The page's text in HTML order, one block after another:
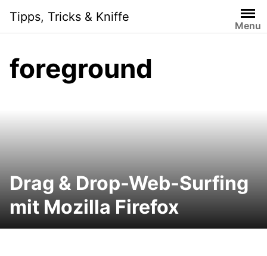
content
Tipps, Tricks & Kniffe
Menu
foreground
Drag & Drop-Web-Surfing
mit Mozilla Firefox